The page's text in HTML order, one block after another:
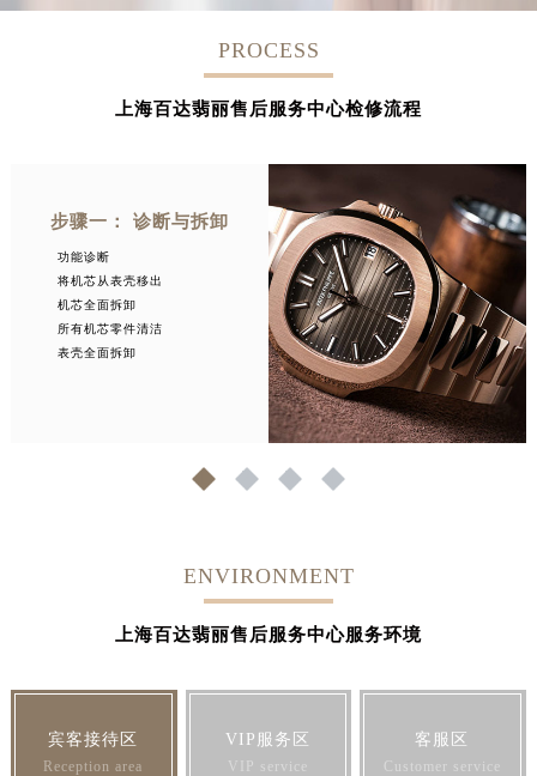
PROCESS
上海百达翡丽售后服务中心检修流程
步骤一： 诊断与拆卸
功能诊断
将机芯从表壳移出
机芯全面拆卸
所有机芯零件清洁
表壳全面拆卸
1 2 3 4
ENVIRONMENT
上海百达翡丽售后服务中心服务环境
宾客接待区
Reception area
VIP服务区
VIP service
客服区
Customer service